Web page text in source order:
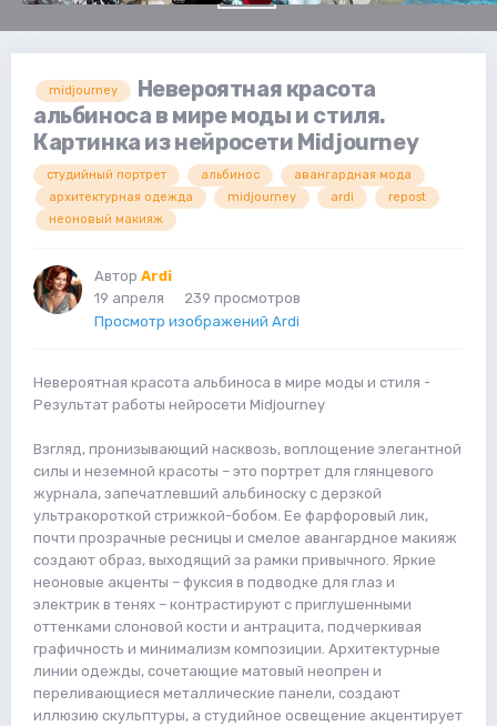
midjourney
Невероятная красота
альбиноса в мире моды и стиля.
Картинка из нейросети Midjourney
студийный портрет альбинос
авангардная мода
архитектурная одежда
midjourney ardi
repost
неоновый макияж
Автор Ardi
19 апреля
239 просмотров
Просмотр изображений Ardi
Невероятная красота альбиноса в мире моды и стиля -
Результат работы нейросети Midjourney
Взгляд, пронизывающий насквозь, воплощение элегантной
силы и неземной красоты – это портрет для глянцевого
журнала, запечатлевший альбиноску с дерзкой
ультракороткой стрижкой-бобом. Ее фарфоровый лик,
почти прозрачные ресницы и смелое авангардное макияж
создают образ, выходящий за рамки привычного. Яркие
неоновые акценты – фуксия в подводке для глаз и
электрик в тенях – контрастируют с приглушенными
оттенками слоновой кости и антрацита, подчеркивая
графичность и минимализм композиции. Архитектурные
линии одежды, сочетающие матовый неопрен и
переливающиеся металлические панели, создают
иллюзию скульптуры, а студийное освещение акцентирует